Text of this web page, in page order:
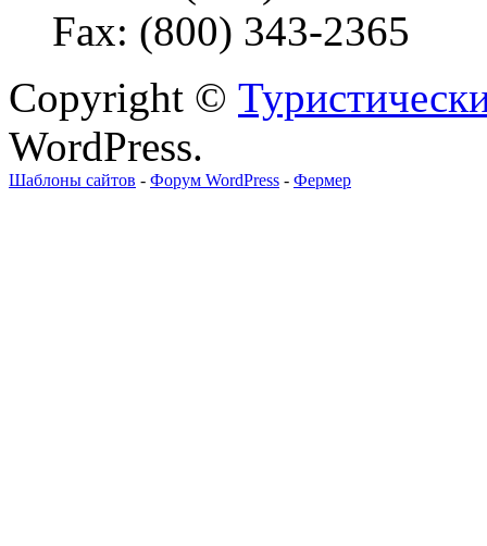
Fax: (800) 343-2365
Copyright ©
WordPress.
Шаблоны сайтов - Форум WordPress - Фермер